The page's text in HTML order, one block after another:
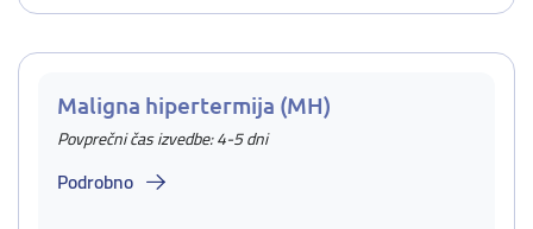
Maligna hipertermija (MH)
Povprečni čas izvedbe: 4-5 dni
Podrobno